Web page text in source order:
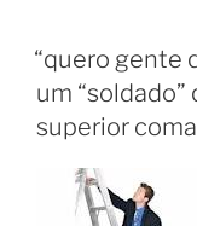
“quero gente
um
superior